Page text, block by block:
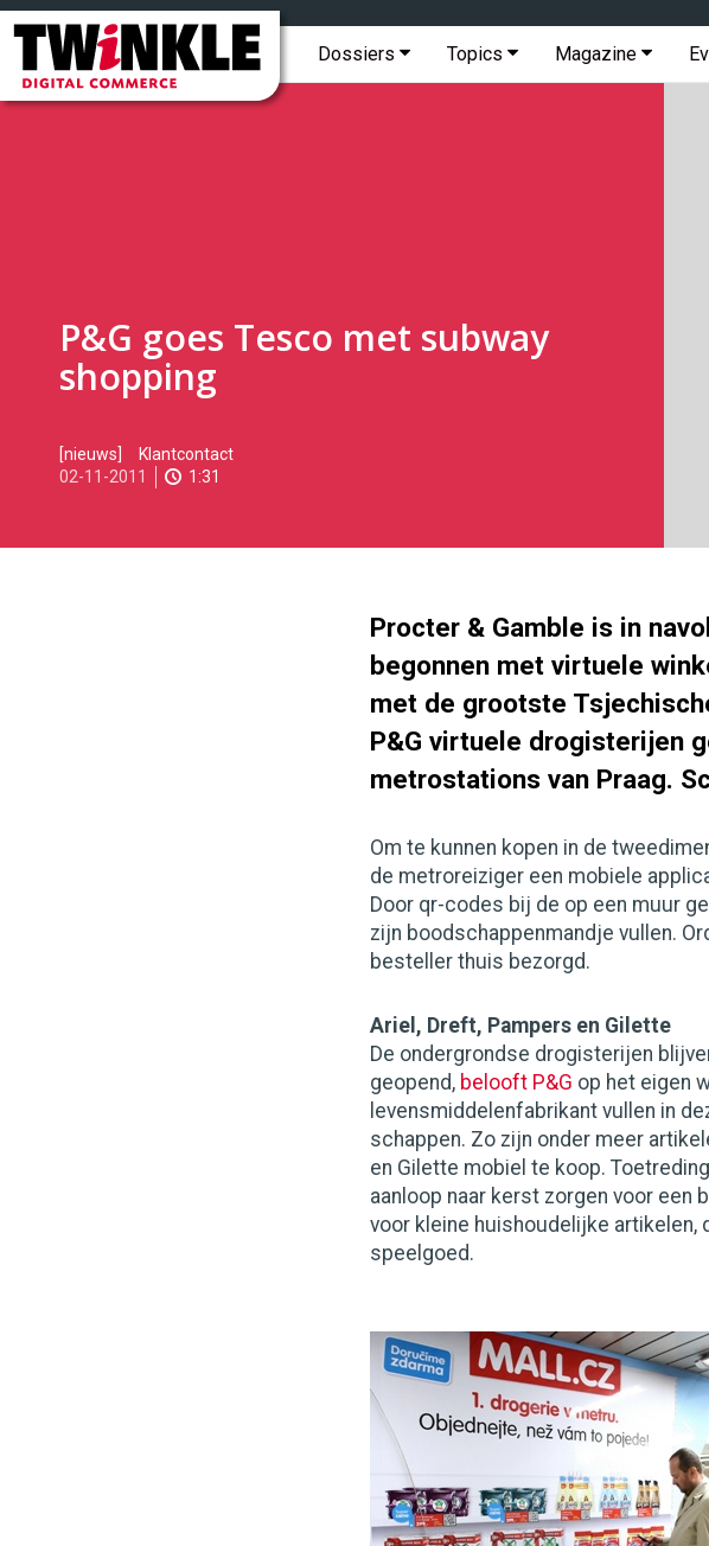
Twinkle
Digital
Commerce
Hoofdmenu
Dossiers Topics Magazine
Topmenu
P&G goes Tesco met subway
shopping
2011-
11-
05-
[nieuws]
Klantcontact
02-11-2011
1:31
Procter & Gamble is in
begonnen met virtuele
met de grootste
P&G virtuele drogisterijen
metrostations van Praag.
Om te kunnen kopen in de
de metroreiziger een mobiele
Door qr-codes bij de op een muur
zijn boodschappenmandje vullen.
besteller thuis bezorgd.
Ariel, Dreft, Pampers en Gilette
De ondergrondse drogisterijen
geopend, belooft P&G op het eigen
levensmiddelenfabrikant vullen in
schappen. Zo zijn onder meer
en Gilette mobiel te koop.
aanloop naar kerst zorgen voor een
voor kleine huishoudelijke artikelen,
speelgoed.